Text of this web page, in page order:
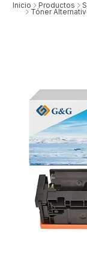
Inicio Productos
Tóner